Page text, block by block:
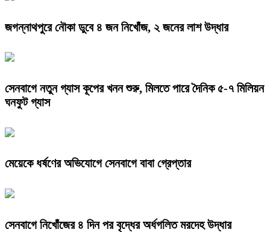
জগন্নাথপুরে নৌকা ডুবে ৪ জন নিখোঁজ, ২ জনের লাশ উদ্ধার
সেনবাগে নতুন গ্যাস কূপের খনন শুরু, মিলতে পারে দৈনিক ৫-৭ মিলিয়ন
ঘনফুট গ্যাস
মেয়েকে ধর্ষণের অভিযোগে সেনবাগে বাবা গ্রেপ্তার
সেনবাগে নিখোঁজের ৪ দিন পর বৃদ্ধের অর্ধগলিত মরদেহ উদ্ধার